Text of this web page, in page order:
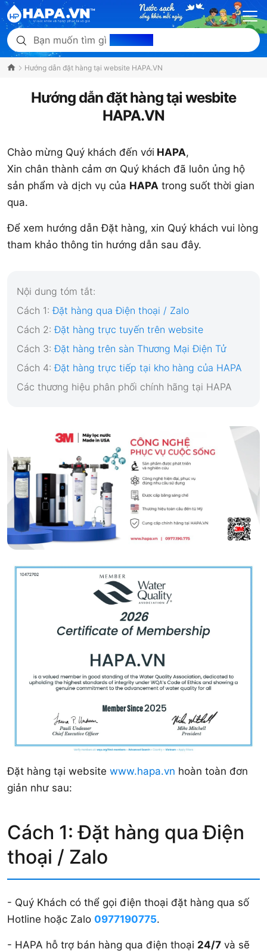
Bạn muốn tìm gì hôm nay?
Hướng dẫn đặt hàng tại website HAPA.VN
Hướng dẫn đặt hàng tại wesbite
HAPA.VN
Chào mừng Quý khách đến với HAPA,
Xin chân thành cảm ơn Quý khách đã luôn ủng hộ
sản phẩm và dịch vụ của HAPA trong suốt thời gian
qua.
Để xem hướng dẫn Đặt hàng, xin Quý khách vui lòng
tham khảo thông tin hướng dẫn sau đây.
Nội dung tóm tắt:
Cách 1:Đặt hàng qua Điện thoại / Zalo
Cách 2:Đặt hàng trực tuyến trên website
Cách 3:Đặt hàng trên sàn Thương Mại Điện Tử
Cách 4:Đặt hàng trực tiếp tại kho hàng của HAPA
Các thương hiệu phân phối chính hãng tại HAPA
Đặt hàng tại website www.hapa.vn hoàn toàn đơn
giản như sau:
Cách 1: Đặt hàng qua Điện
thoại / Zalo
- Quý Khách có thể gọi điện thoại đặt hàng qua số
Hotline hoặc Zalo 0977190775.
- HAPA hỗ trợ bán hàng qua điện thoại 24/7 và sẽ